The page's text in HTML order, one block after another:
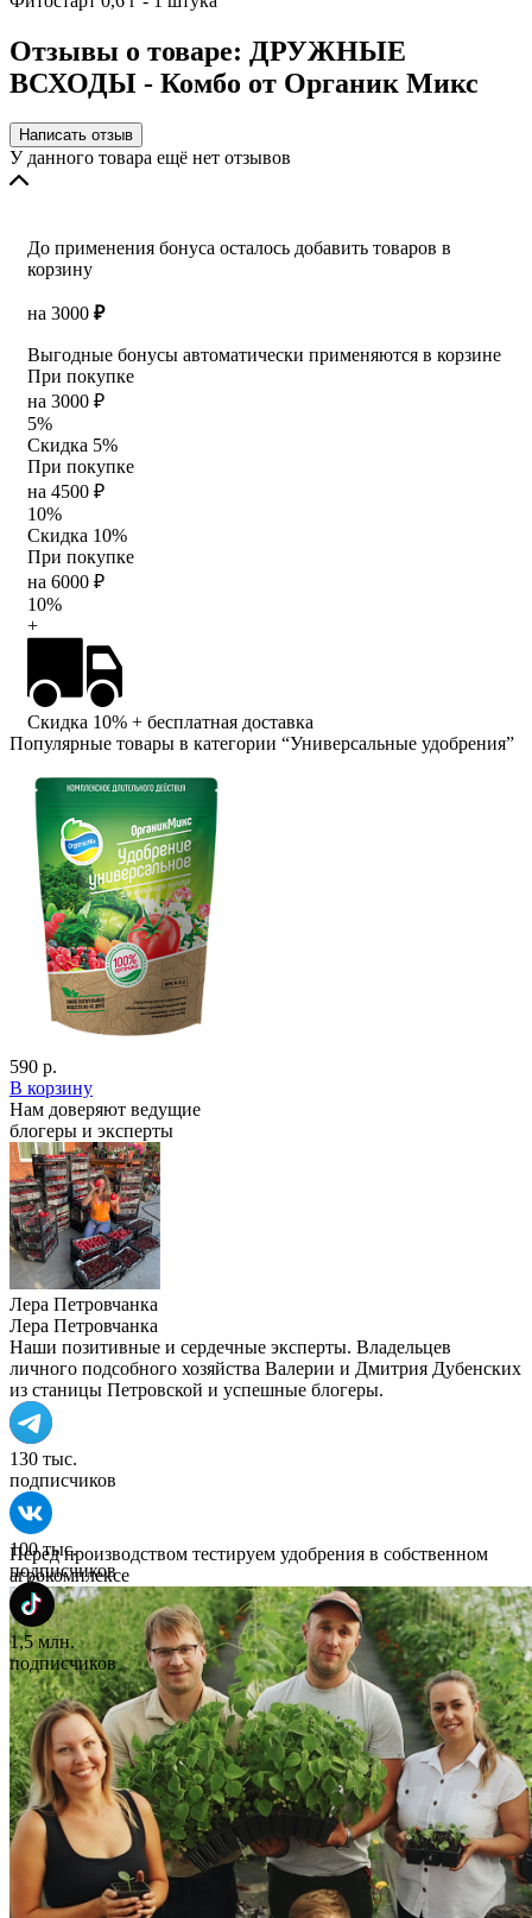
Отзывы о товаре: ДРУЖНЫЕ
ВСХОДЫ - Комбо от Органик Микс
Написать отзыв
У данного товара ещё нет отзывов
До применения бонуса осталось добавить товаров в
корзину
на 3000 ₽
Выгодные бонусы автоматически применяются в корзине
При покупке
на 3000 ₽
5%
Скидка 5%
При покупке
на 4500 ₽
10%
Скидка 10%
При покупке
на 6000 ₽
10%
+
Скидка 10% + бесплатная доставка
Популярные товары в категории “Универсальные удобрения”
590 р.
В корзину
Нам доверяют ведущие
блогеры и эксперты
Лера Петровчанка
Лера Петровчанка
Наши позитивные и сердечные эксперты. Владельцев
личного подсобного хозяйства Валерии и Дмитрия Дубенских
из станицы Петровской и успешные блогеры.
130 тыс.
подписчиков
100 тыс.
подписчиков
1,5 млн.
подписчиков
Перед производством тестируем удобрения в собственном
агрокомплексе